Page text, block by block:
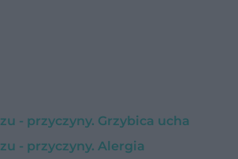
- przyczyny. Grzybica ucha
- przyczyny. Alergia